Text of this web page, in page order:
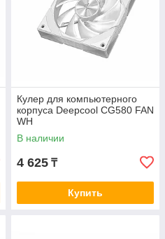
Кулер для компьютерного
корпуса Deepcool CG580 FAN
WH
В наличии
4 625 ₸
Купить